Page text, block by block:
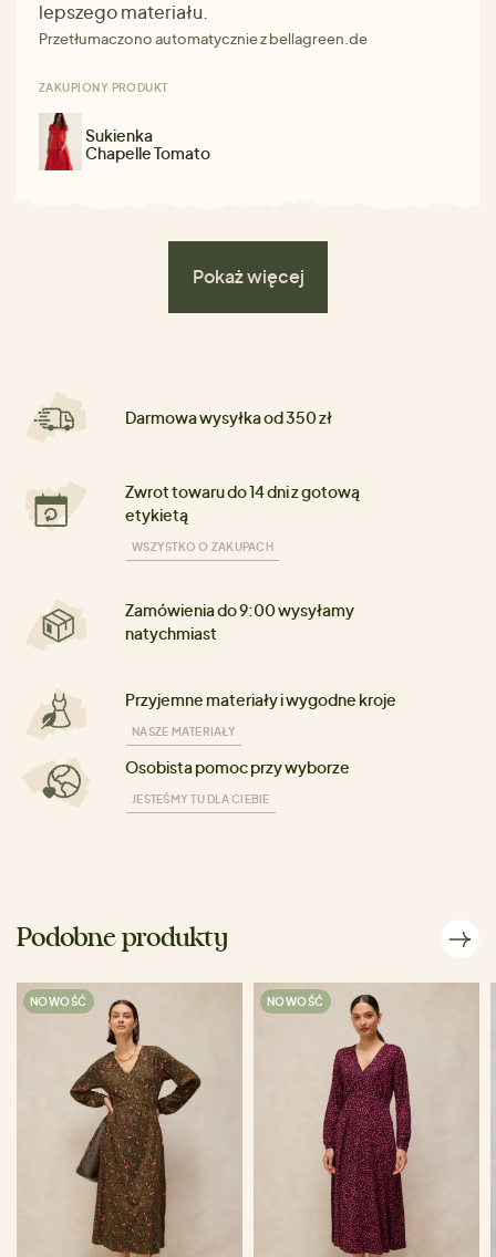
lepszego materiału.
Przetłumaczono automatycznie z bellagreen.de
ZAKUPIONY PRODUKT
Sukienka
Chapelle Tomato
Pokaż więcej
Darmowa wysyłka od 350 zł
Zwrot towaru do 14 dni z gotową
etykietą
WSZYSTKO O ZAKUPACH
Zamówienia do 9:00 wysyłamy
natychmiast
Przyjemne materiały i wygodne kroje
NASZE MATERIAŁY
Osobista pomoc przy wyborze
JESTEŚMY TU DLA CIEBIE
Podobne produkty
NOWOŚĆ NOWOŚĆ